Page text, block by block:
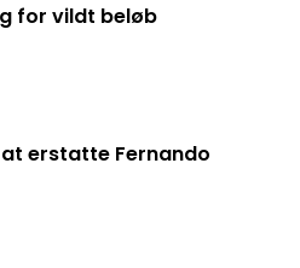
for vildt beløb
erstatte Fernando